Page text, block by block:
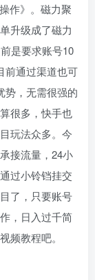
作》。磁力聚
升级成了磁力
是要求账号10
前通过渠道也可
势，无需很强的
很多，快手也
玩法众多。今
接流量，24小
过小铃铛挂交
了，只要账号
，日入过千简
频教程吧。